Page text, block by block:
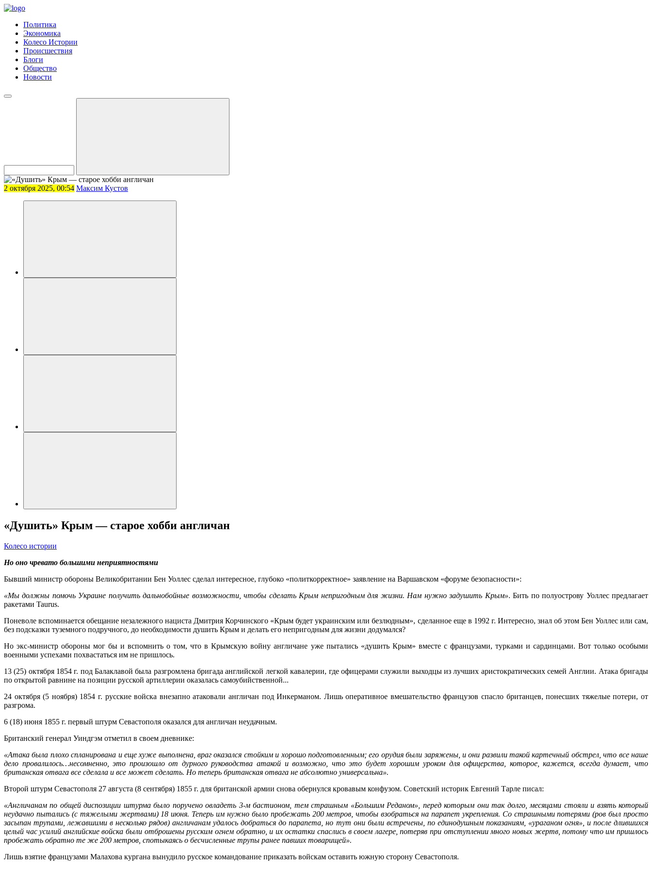
Политика
Экономика
Колесо Истории
Происшествия
Блоги
Общество
Новости
2 октября 2025, 00:54 Максим Кустов
«Душить» Крым — старое хобби англичан
Колесо истории
Но оно чревато большими неприятностями
Бывший министр обороны Великобритании Бен Уоллес сделал интересное, глубоко «политкорректное» заявление на Варшавском «форуме безопасности»:
«Мы должны помочь Украине получить дальнобойные возможности, чтобы сделать Крым непригодным для жизни. Нам нужно задушить Крым». Бить по полуострову Уоллес предлагает
ракетами Taurus.
Поневоле вспоминается обещание незалежного нациста Дмитрия Корчинского «Крым будет украинским или безлюдным», сделанное еще в 1992 г. Интересно, знал об этом Бен Уоллес или сам,
без подсказки туземного подручного, до необходимости душить Крым и делать его непригодным для жизни додумался?
Но экс-министр обороны мог бы и вспомнить о том, что в Крымскую войну англичане уже пытались «душить Крым» вместе с французами, турками и сардинцами. Вот только особыми
военными успехами похвастаться им не пришлось.
13 (25) октября 1854 г. под Балаклавой была разгромлена бригада английской легкой кавалерии, где офицерами служили выходцы из лучших аристократических семей Англии. Атака бригады
по открытой равнине на позиции русской артиллерии оказалась самоубийственной...
24 октября (5 ноября) 1854 г. русские войска внезапно атаковали англичан под Инкерманом. Лишь оперативное вмешательство французов спасло британцев, понесших тяжелые потери, от
разгрома.
6 (18) июня 1855 г. первый штурм Севастополя оказался для англичан неудачным.
Британский генерал Уиндгэм отметил в своем дневнике:
«Атака была плохо спланирована и еще хуже выполнена, враг оказался стойким и хорошо подготовленным; его орудия были заряжены, и они развили такой картечный обстрел, что все наше
дело провалилось…несомненно, это произошло от дурного руководства атакой и возможно, что это будет хорошим уроком для офицерства, которое, кажется, всегда думает, что
британская отвага все сделала и все может сделать. Но теперь британская отвага не абсолютно универсальна».
Второй штурм Севастополя 27 августа (8 сентября) 1855 г. для британской армии снова обернулся кровавым конфузом. Советский историк Евгений Тарле писал:
«Англичанам по общей диспозиции штурма было поручено овладеть 3-м бастионом, тем страшным «Большим Реданом», перед которым они так долго, месяцами стояли и взять который
неудачно пытались (с тяжелыми жертвами) 18 июня. Теперь им нужно было пробежать 200 метров, чтобы взобраться на парапет укрепления. Со страшными потерями (ров был просто
засыпан трупами, лежавшими в несколько рядов) англичанам удалось добраться до парапета, но тут они были встречены, по единодушным показаниям, «ураганом огня», и после длившихся
целый час усилий английские войска были отброшены русским огнем обратно, и их остатки спаслись в своем лагере, потеряв при отступлении много новых жертв, потому что им пришлось
пробежать обратно те же 200 метров, спотыкаясь о бесчисленные трупы ранее павших товарищей».
Лишь взятие французами Малахова кургана вынудило русское командование приказать войскам оставить южную сторону Севастополя.